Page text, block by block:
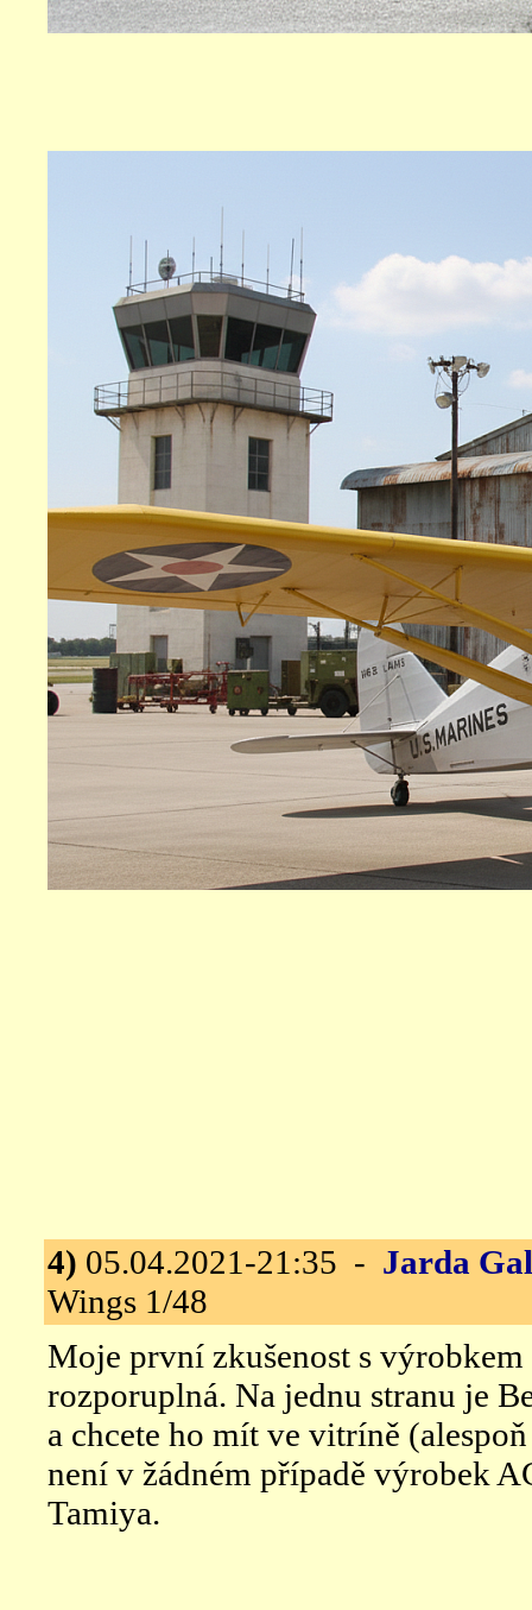
4) 05.04.2021-21:35 - Jarda
Wings 1/48
Moje první zkušenost s
rozporuplná. Na jednu stranu je
a chcete ho mít ve vitríně
není v žádném případě výrobek
Tamiya.